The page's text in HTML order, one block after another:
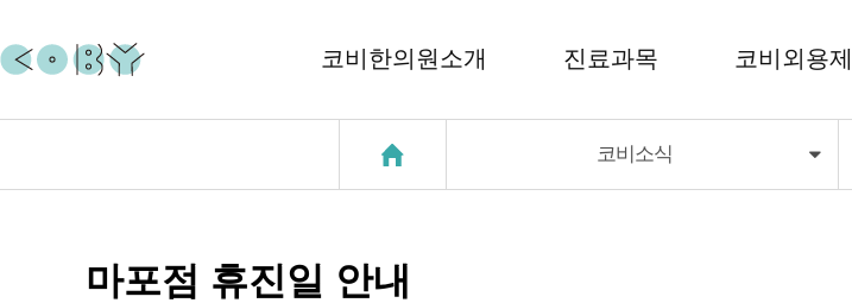
코비한의원소개 진료과목 코비외용제
코비외용제
코비소식
마포점 휴진일 안내